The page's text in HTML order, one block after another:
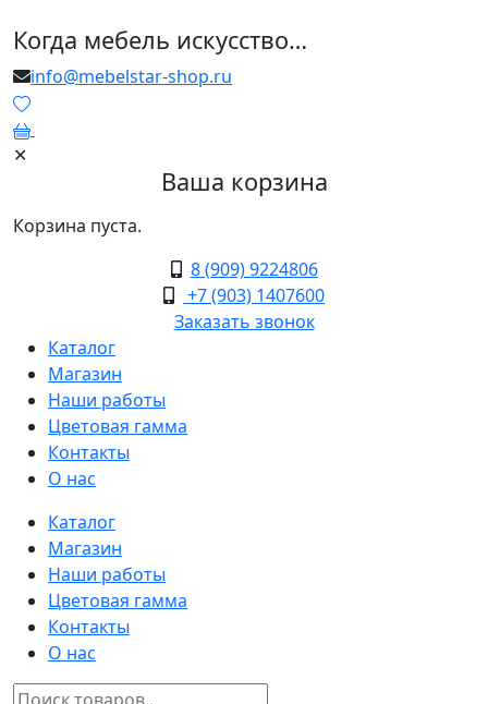
Когда мебель искусство…
info@mebelstar-shop.ru
✕
Ваша корзина
Корзина пуста.
8 (909) 9224806
+7 (903) 1407600
Заказать звонок
Каталог
Магазин
Наши работы
Цветовая гамма
Контакты
О нас
Каталог
Магазин
Наши работы
Цветовая гамма
Контакты
О нас
Поиск